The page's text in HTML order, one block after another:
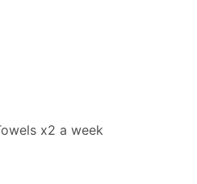
Towels x2 a week